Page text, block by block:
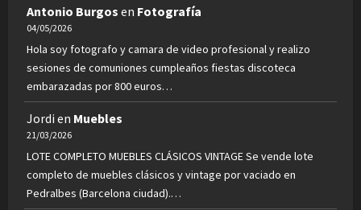
Antonio Burgos en Fotografía
04/05/2026
Hola soy fotografo y camara de video profesional y realizo
sesiones de comuniones cumpleaños fiestas discoteca
embarazadas por 800 euros…
Jordi en Muebles
21/03/2026
LOTE COMPLETO MUEBLES CLÁSICOS VINTAGE Se vende lote
completo de muebles clásicos y vintage por vaciado en
Pedralbes (Barcelona ciudad).…